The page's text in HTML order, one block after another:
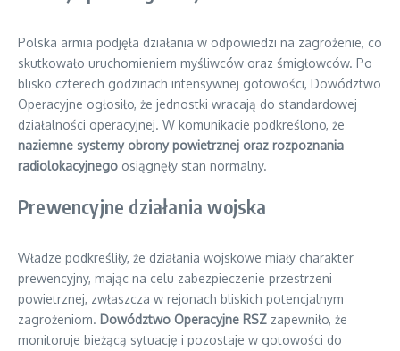
Polska armia podjęła działania w odpowiedzi na zagrożenie, co
skutkowało uruchomieniem myśliwców oraz śmigłowców. Po
blisko czterech godzinach intensywnej gotowości, Dowództwo
Operacyjne ogłosiło, że jednostki wracają do standardowej
działalności operacyjnej. W komunikacie podkreślono, że
naziemne systemy obrony powietrznej oraz rozpoznania
radiolokacyjnego osiągnęły stan normalny.
Prewencyjne działania wojska
Władze podkreśliły, że działania wojskowe miały charakter
prewencyjny, mając na celu zabezpieczenie przestrzeni
powietrznej, zwłaszcza w rejonach bliskich potencjalnym
zagrożeniom. Dowództwo Operacyjne RSZ zapewniło, że
monitoruje bieżącą sytuację i pozostaje w gotowości do